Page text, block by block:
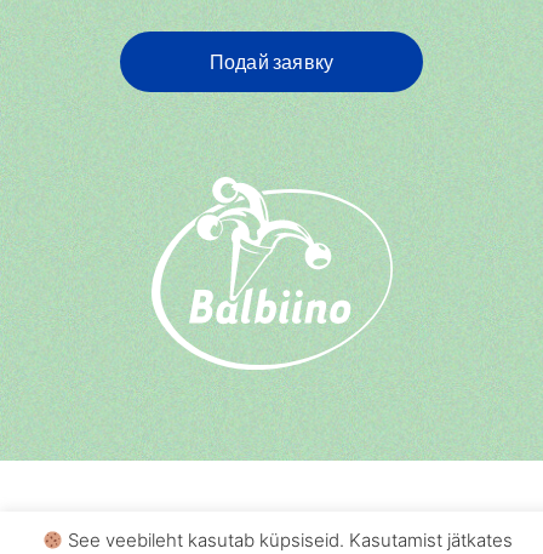
Подай заявку
See veebileht kasutab küpsiseid. Kasutamist jätkates